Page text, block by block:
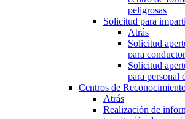
peligrosas
Solicitud para
Atrás
Solicitud
para
Solicitud
para personal
Centros de
Atrás
Realización de